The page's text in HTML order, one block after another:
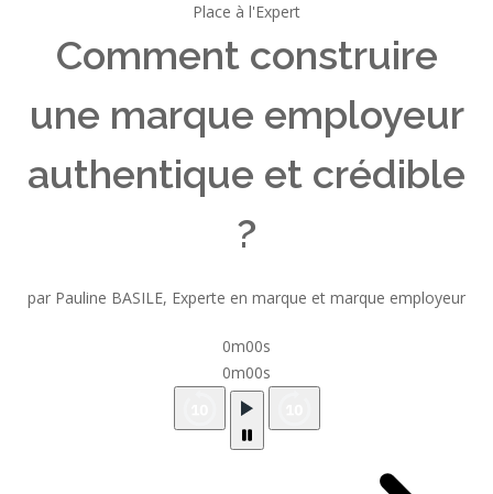
Place à l'Expert
Comment construire
une marque employeur
authentique et crédible
?
par Pauline BASILE, Experte en marque et marque employeur
0m00s
0m00s